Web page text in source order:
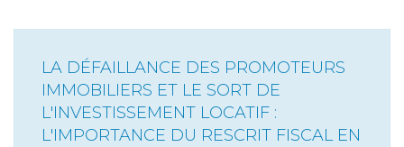
LA DÉFAILLANCE DES PROMOTEURS
IMMOBILIERS ET LE SORT DE
L'INVESTISSEMENT LOCATIF :
L'IMPORTANCE DU RESCRIT FISCAL EN